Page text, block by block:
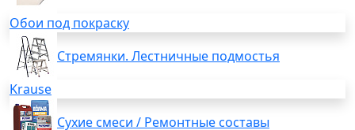
Обои под покраску
Стремянки. Лестничные подмостья
Krause
Сухие смеси / Ремонтные составы